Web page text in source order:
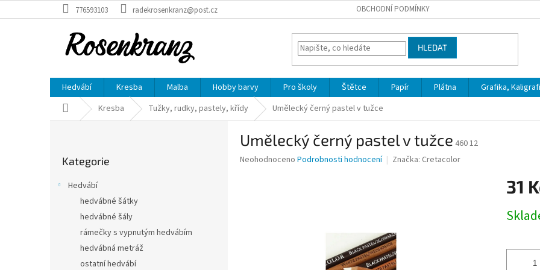
na
776593103 radekrosenkranz@post.cz OBCHODNÍ PODMÍNKY
HLEDAT
Hedvábí Kresba Malba Hobby barvy Pro školy Štětce Papír Plátna Grafika,
Domů Kresba Tužky, rudky, pastely, křídy Umělecký černý pastel v tužce
kategorie
Kategorie
Hedvábí
hedvábné šátky
hedvábné šály
rámečky s vypnutým hedvábím
hedvábná metráž
ostatní hedvábí
Umělecký černý pastel v tužce 460 12
Průměrné
Neohodnoceno Podrobnosti hodnocení Značka: Cretacolor
31
cena: